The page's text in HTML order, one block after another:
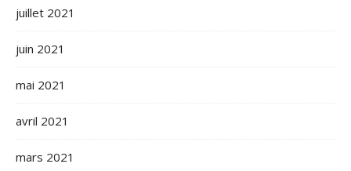
juillet 2021
juin 2021
mai 2021
avril 2021
mars 2021